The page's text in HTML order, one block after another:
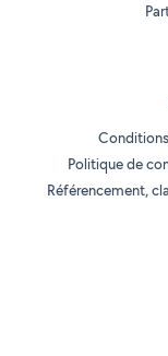
Politique de
Référencement,